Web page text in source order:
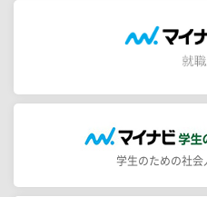
学生のための社会